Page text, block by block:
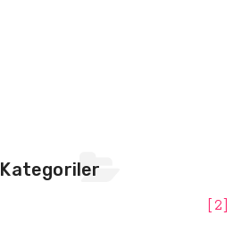
Kategoriler
2